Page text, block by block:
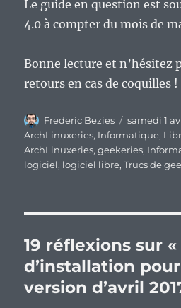
Le guide en question est
4.0 à compter du mois de
Bonne lecture et n’hésitez
retours en cas de coquilles !
Auteur
Frederic Bezies
Publié
le
samedi 1
ArchLinuxeries, Informatique,
ArchLinuxeries,geekeries,
logiciel, logiciel libre,Trucs de
19 réflexions sur
d’installation
version d’avril